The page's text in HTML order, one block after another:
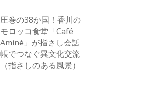
圧巻の38か国！香川の
モロッコ食堂「Café
Aminé」が指さし会話
帳でつなぐ異文化交流
（指さしのある風景）